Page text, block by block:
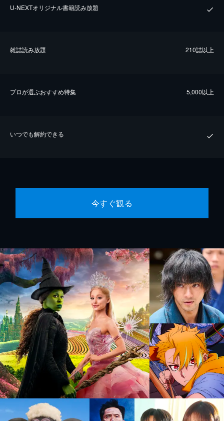
U-NEXTオリジナル書籍読み放題
雑誌読み放題 210誌以上
プロが選ぶおすすめ特集 5,000以上
いつでも解約できる
今すぐ観る